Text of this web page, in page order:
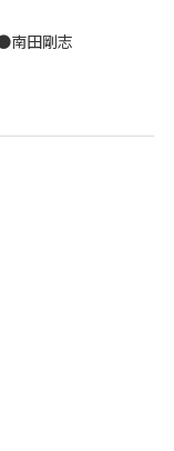
南田剛志